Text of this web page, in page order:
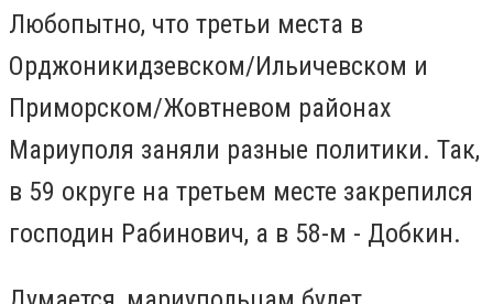
Любопытно, что третьи места в
Орджоникидзевском/Ильичевском и
Приморском/Жовтневом районах
Мариуполя заняли разные политики. Так,
в 59 округе на третьем месте закрепился
господин Рабинович, а в 58-м - Добкин.